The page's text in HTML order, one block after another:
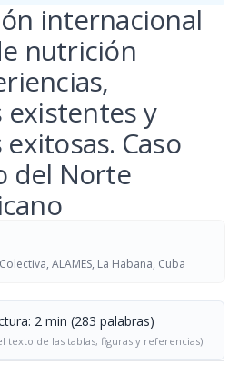
internacional
nutrición
existentes y
Caso
del Norte
ALAMES, La Habana, Cuba
2 min (283 palabras)
texto de las tablas, figuras y referencias)